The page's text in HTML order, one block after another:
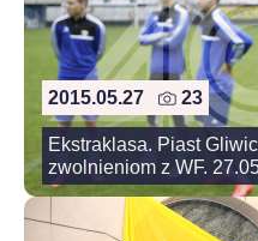
2015.05.27 23
Ekstraklasa. Piast
zwolnieniom z WF.